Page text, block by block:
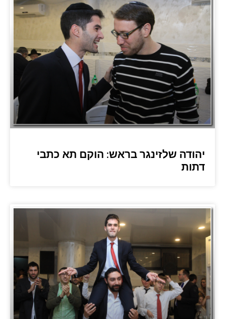
יהודה שלזינגר בראש: הוקם תא כתבי
דתות